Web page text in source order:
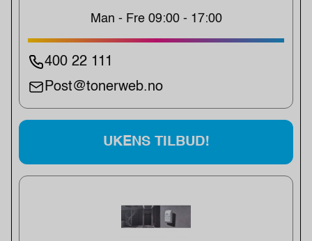
Man - Fre 09:00 - 17:00
400 22 111
Post@tonerweb.no
UKENS TILBUD!